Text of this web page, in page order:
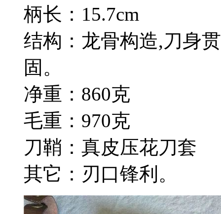
柄长：15.7cm
结构：龙骨构造,刀身
固。
净重：860克
毛重：970克
刀鞘：真皮压花刀套
其它：刃口锋利。